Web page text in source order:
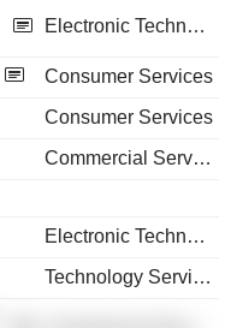
Electronic Technology
Consumer Services
Consumer Services
Commercial Services
Electronic Technology
Technology Services